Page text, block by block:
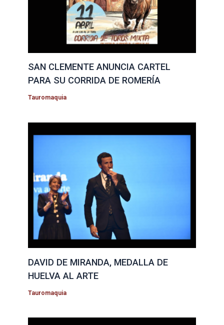
SAN CLEMENTE ANUNCIA CARTEL
PARA SU CORRIDA DE ROMERÍA
Tauromaquia
DAVID DE MIRANDA, MEDALLA DE
HUELVA AL ARTE
Tauromaquia